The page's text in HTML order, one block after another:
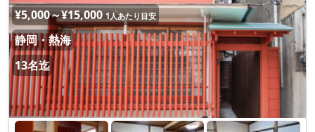
¥5,000～¥15,000 1人あたり目安
静岡・熱海
13名迄